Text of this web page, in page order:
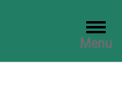
Menu